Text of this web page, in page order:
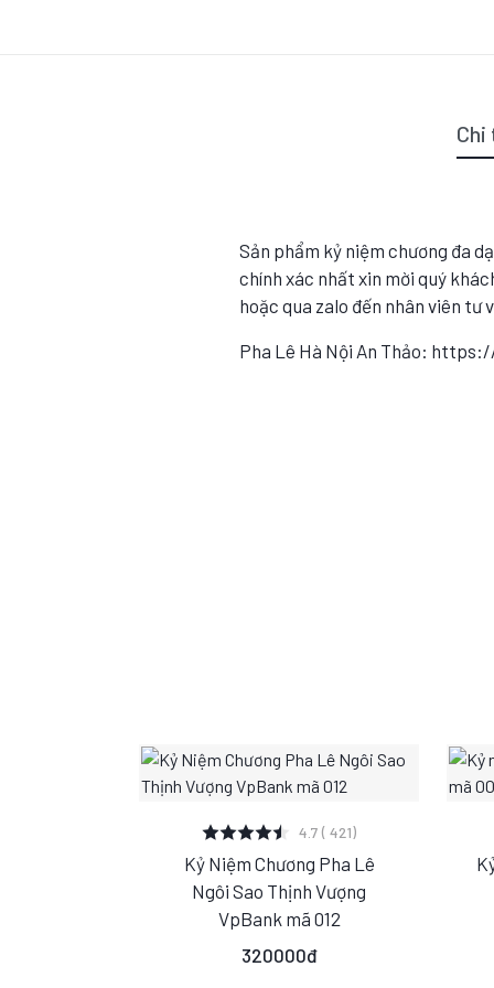
Sản phẩm kỷ niệm chương đa
chính xác nhất xin mời quý
hoặc qua zalo đến nhân viên tư
Pha Lê Hà Nội An Thảo:
XEM CHI TIẾT
S M L
4.7 ( 421)
Kỷ Niệm Chương Pha Lê
Ngôi Sao Thịnh Vượng
VpBank mã 012
320000đ